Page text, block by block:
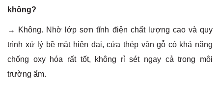
không?
→
Không. Nhờ lớp sơn tĩnh điện chất lượng cao và quy
trình xử lý bề mặt hiện đại, cửa thép vân gỗ có khả năng
chống oxy hóa rất tốt, không rỉ sét ngay cả trong môi
trường ẩm.